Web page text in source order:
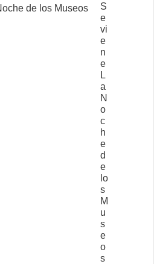
S
e
vi
e
n
e
L
a
N
o
c
h
e
d
e
lo
s
M
u
s
e
o
s